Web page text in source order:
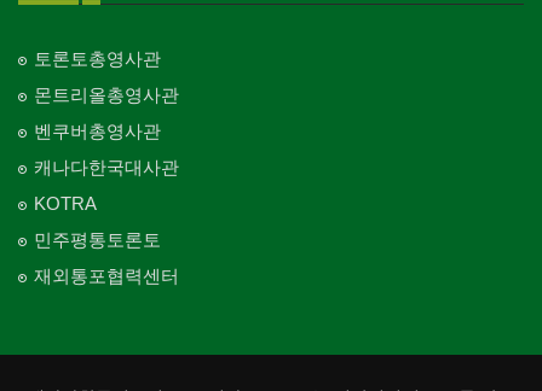
토론토총영사관
몬트리올총영사관
벤쿠버총영사관
캐나다한국대사관
KOTRA
민주평통토론토
재외통포협력센터